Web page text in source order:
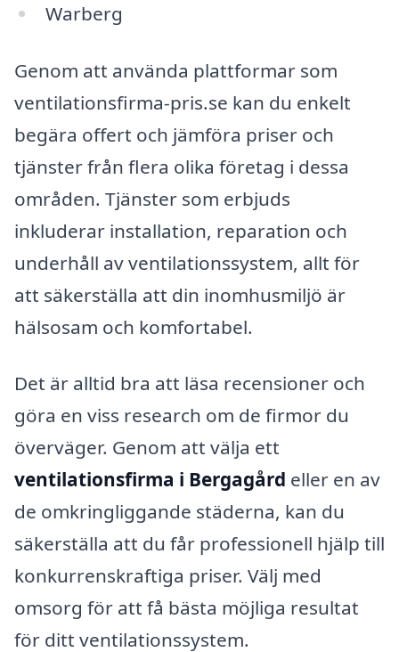
Warberg
Genom att använda plattformar som
ventilationsfirma-pris.se kan du enkelt
begära offert och jämföra priser och
tjänster från flera olika företag i dessa
områden. Tjänster som erbjuds
inkluderar installation, reparation och
underhåll av ventilationssystem, allt för
att säkerställa att din inomhusmiljö är
hälsosam och komfortabel.
Det är alltid bra att läsa recensioner och
göra en viss research om de firmor du
överväger. Genom att välja ett
ventilationsfirma i Bergagård eller en av
de omkringliggande städerna, kan du
säkerställa att du får professionell hjälp till
konkurrenskraftiga priser. Välj med
omsorg för att få bästa möjliga resultat
för ditt ventilationssystem.